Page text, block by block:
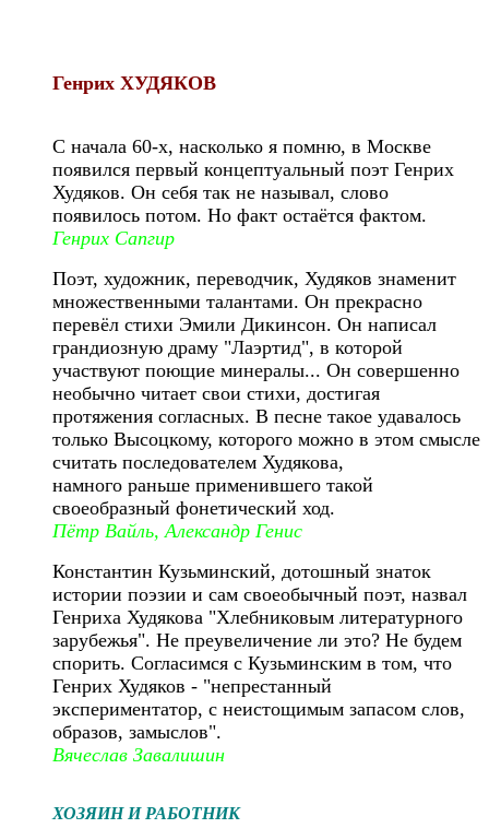
Генрих ХУДЯКОВ
С начала 60-х, насколько я помню, в Москве
появился первый концептуальный поэт Генрих
Худяков. Он себя так не называл, слово
появилось потом. Но факт остаётся фактом.
Генрих Сапгир
Поэт, художник, переводчик, Худяков знаменит
множественными талантами. Он прекрасно
перевёл стихи Эмили Дикинсон. Он написал
грандиозную драму "Лаэртид", в которой
участвуют поющие минералы... Он совершенно
необычно читает свои стихи, достигая
протяжения согласных. В песне такое удавалось
только Высоцкому, которого можно в этом смысле
считать последователем Худякова,
намного раньше применившего такой
своеобразный фонетический ход.
Пётр Вайль, Александр Генис
Константин Кузьминский, дотошный знаток
истории поэзии и сам своеобычный поэт, назвал
Генриха Худякова "Хлебниковым литературного
зарубежья". Не преувеличение ли это? Не будем
спорить. Согласимся с Кузьминским в том, что
Генрих Худяков - "непрестанный
экспериментатор, с неистощимым запасом слов,
образов, замыслов".
Вячеслав Завалишин
ХОЗЯИН И РАБОТНИК